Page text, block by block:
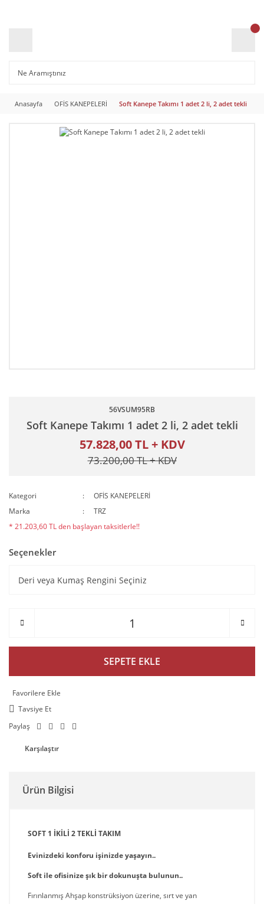
Anasayfa OFİS KANEPELERİ Soft Kanepe Takımı 1 adet 2 li, 2 adet tekli
56VSUM95RB
Soft Kanepe Takımı 1 adet 2 li, 2 adet tekli
57.828,00 TL + KDV
73.200,00 TL + KDV
Kategori
OFİS KANEPELERİ
Marka
TRZ
* 21.203,60 TL den başlayan taksitlerle!!
Seçenekler
SEPETE EKLE
Tavsiye Et
Paylaş
Karşılaştır
Ürün Bilgisi
SOFT 1 İKİLİ 2 TEKLİ TAKIM
Evinizdeki konforu işinizde yaşayın..
Soft ile ofisinize şık bir dokunuşta bulunun..
Fırınlanmış Ahşap konstrüksiyon üzerine, sırt ve yan